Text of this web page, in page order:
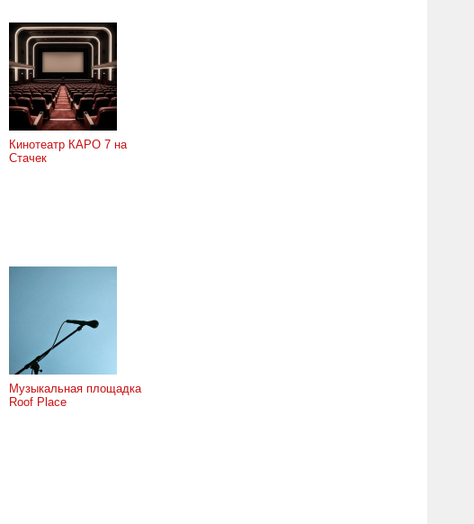
Кинотеатр КАРО 7 на
Стачек
Музыкальная площадка
Roof Place